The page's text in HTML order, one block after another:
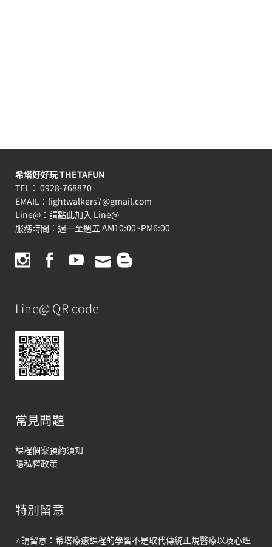
希塔好好玩 THETAFUN
TEL： 0928-768870
EMAIL： lightwalkers7@gmail.com
Line@： 請點此加入 Line@
服務時間：週一至週五 AM10:00~PM6:00
Line@ QR code
常見問題
課程個案預約須知
隱私權政策
特別留意
⭐請留意：希塔療癒課程的學習不是取代傳統正規醫療以及心理
Open